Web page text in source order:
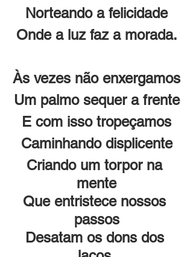
Norteando a felicidade
Onde a luz faz a morada.
Às vezes não enxergamos
Um palmo sequer a frente
E com isso tropeçamos
Caminhando displicente
Criando um torpor na
mente
Que entristece nossos
passos
Desatam os dons dos